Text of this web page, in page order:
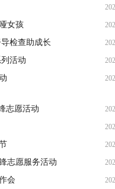
女孩
检查助成长
活动
志愿活动
志愿服务活动
会